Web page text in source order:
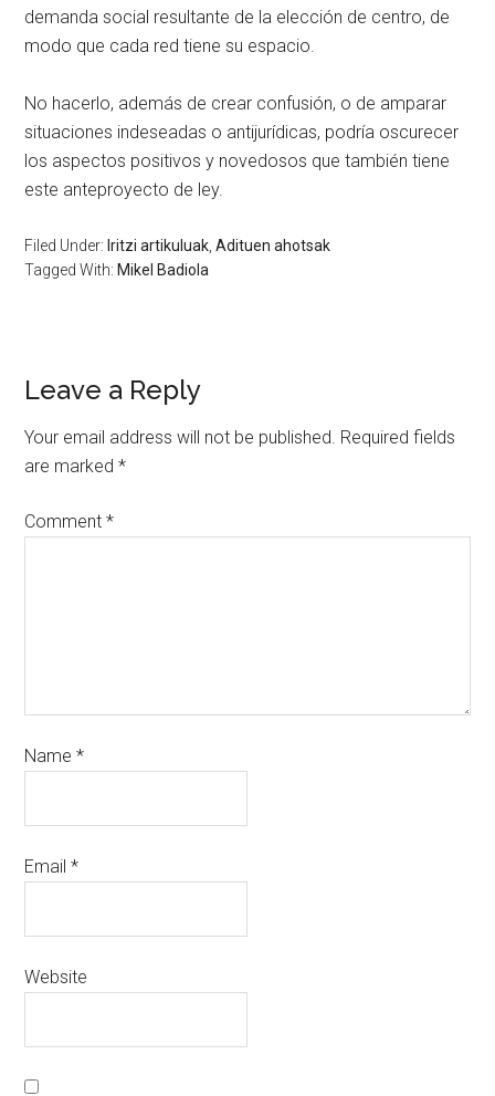
demanda social resultante de la elección de centro, de
modo que cada red tiene su espacio.
No hacerlo, además de crear confusión, o de amparar
situaciones indeseadas o antijurídicas, podría oscurecer
los aspectos positivos y novedosos que también tiene
este anteproyecto de ley.
Filed Under: Iritzi artikuluak ,Adituen ahotsak
Tagged With: Mikel Badiola
Leave a Reply
Your email address will not be published. Required fields
are marked*
Comment*
Name*
Email*
Website